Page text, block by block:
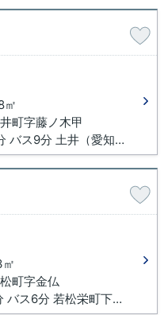
㎡
町字藤ノ木甲
岡崎駅 徒歩32分 バス9分 土井（愛知県）下車 徒歩6分
町字金仏
岡崎駅 徒歩19分 バス6分 若松栄町下車 徒歩5分